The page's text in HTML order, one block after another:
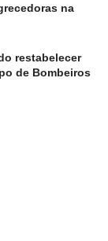
na
restabelecer
de Bombeiros